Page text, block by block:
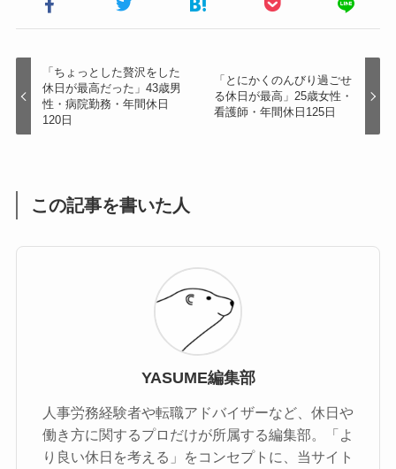
「ちょっとした贅沢をした
休日が最高だった」43歳男
性・病院勤務・年間休日
120日
「とにかくのんびり過ごせ
る休日が最高」25歳女性・
看護師・年間休日125日
この記事を書いた人
YASUME編集部
人事労務経験者や転職アドバイザーなど、休日や
働き方に関するプロだけが所属する編集部。「よ
り良い休日を考える」をコンセプトに、当サイト